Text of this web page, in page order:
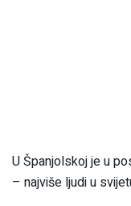
U Španjolskoj je u
– najviše ljudi u